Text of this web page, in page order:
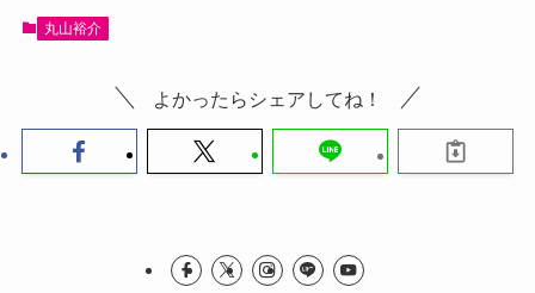
丸山裕介
よかったらシェアしてね！